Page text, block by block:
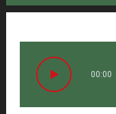
00:00